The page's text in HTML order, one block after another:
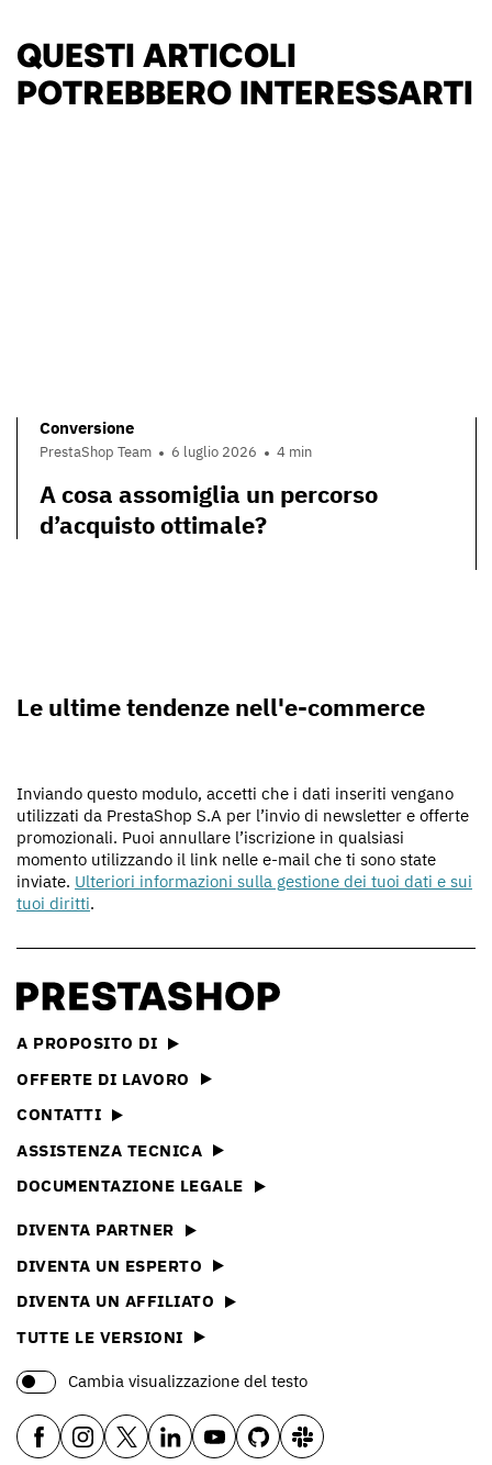
QUESTI ARTICOLI
POTREBBERO INTERESSARTI
Conversione
PrestaShop Team 6 luglio 2026 4 min
A cosa assomiglia un percorso
d’acquisto ottimale?
Le ultime tendenze nell'e-commerce
Inviando questo modulo, accetti che i dati inseriti vengano
utilizzati da PrestaShop S.A per l’invio di newsletter e offerte
promozionali. Puoi annullare l’iscrizione in qualsiasi
momento utilizzando il link nelle e-mail che ti sono state
inviate. Ulteriori informazioni sulla gestione dei tuoi dati e sui
tuoi diritti.
A PROPOSITO DI
OFFERTE DI LAVORO
CONTATTI
ASSISTENZA TECNICA
DOCUMENTAZIONE LEGALE
DIVENTA PARTNER
DIVENTA UN ESPERTO
DIVENTA UN AFFILIATO
TUTTE LE VERSIONI
Cambia visualizzazione del testo